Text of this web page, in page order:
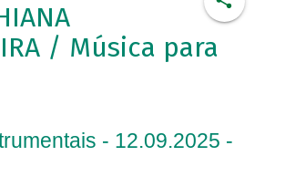
/ Música para
- 12.09.2025 -